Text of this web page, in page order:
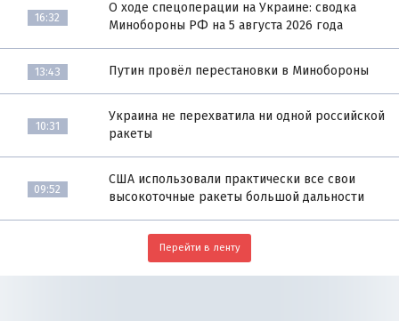
16:32
О ходе спецоперации на Украине: сводка
Минобороны РФ на 5 августа 2026 года
13:43 Путин провёл перестановки в Минобороны
10:31
Украина не перехватила ни одной российской
ракеты
09:52
США использовали практически все свои
высокоточные ракеты большой дальности
Перейти в ленту